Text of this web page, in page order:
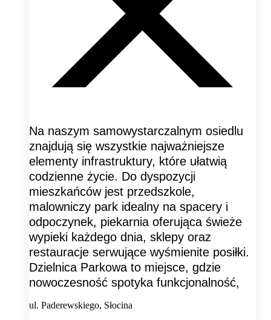
Na naszym samowystarczalnym osiedlu
znajdują się wszystkie najważniejsze
elementy infrastruktury, które ułatwią
codzienne życie. Do dyspozycji
mieszkańców jest przedszkole,
malowniczy park idealny na spacery i
odpoczynek, piekarnia oferująca świeże
wypieki każdego dnia, sklepy oraz
restauracje serwujące wyśmienite posiłki.
Dzielnica Parkowa to miejsce, gdzie
nowoczesność spotyka funkcjonalność,
ul. Paderewskiego, Słocina